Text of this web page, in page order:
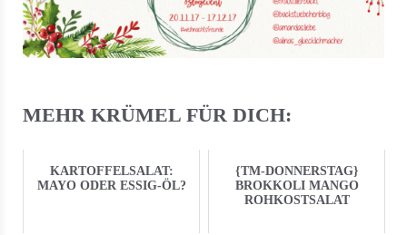
MEHR KRÜMEL FÜR DICH:
KARTOFFELSALAT:
MAYO ODER ESSIG-ÖL?
{TM-DONNERSTAG}
BROKKOLI MANGO
ROHKOSTSALAT